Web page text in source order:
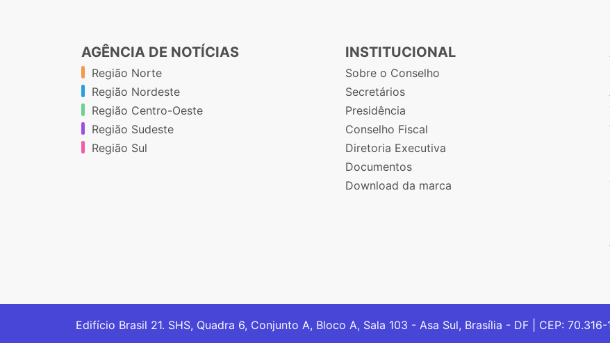
AGÊNCIA DE NOTÍCIAS
Região Norte
Região Nordeste
Região Centro-Oeste
Região Sudeste
Região Sul
INSTITUCIONAL
Sobre o Conselho
Secretários
Presidência
Conselho Fiscal
Diretoria Executiva
Documentos
Download da marca
Edifício Brasil 21. SHS, Quadra 6, Conjunto A, Bloco A, Sala 103 - Asa Sul, Brasília - DF | CEP: